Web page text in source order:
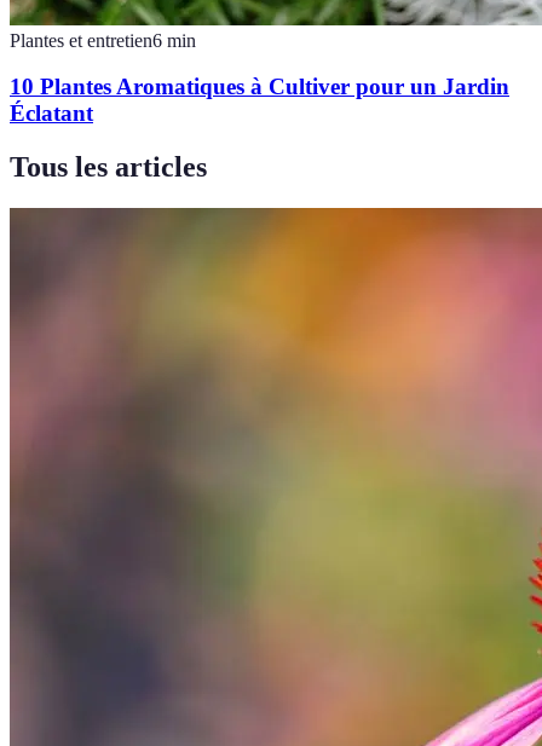
Plantes et entretien6 min
10 Plantes Aromatiques à Cultiver pour un Jardin
Éclatant
Tous les articles